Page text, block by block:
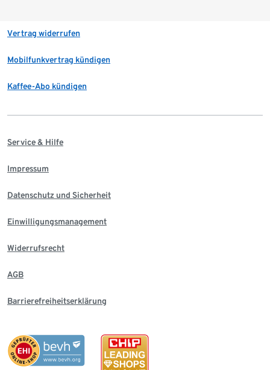
Vertrag widerrufen
Mobilfunkvertrag kündigen
Kaffee-Abo kündigen
Service & Hilfe
Impressum
Datenschutz und Sicherheit
Einwilligungsmanagement
Widerrufsrecht
AGB
Barrierefreiheitserklärung